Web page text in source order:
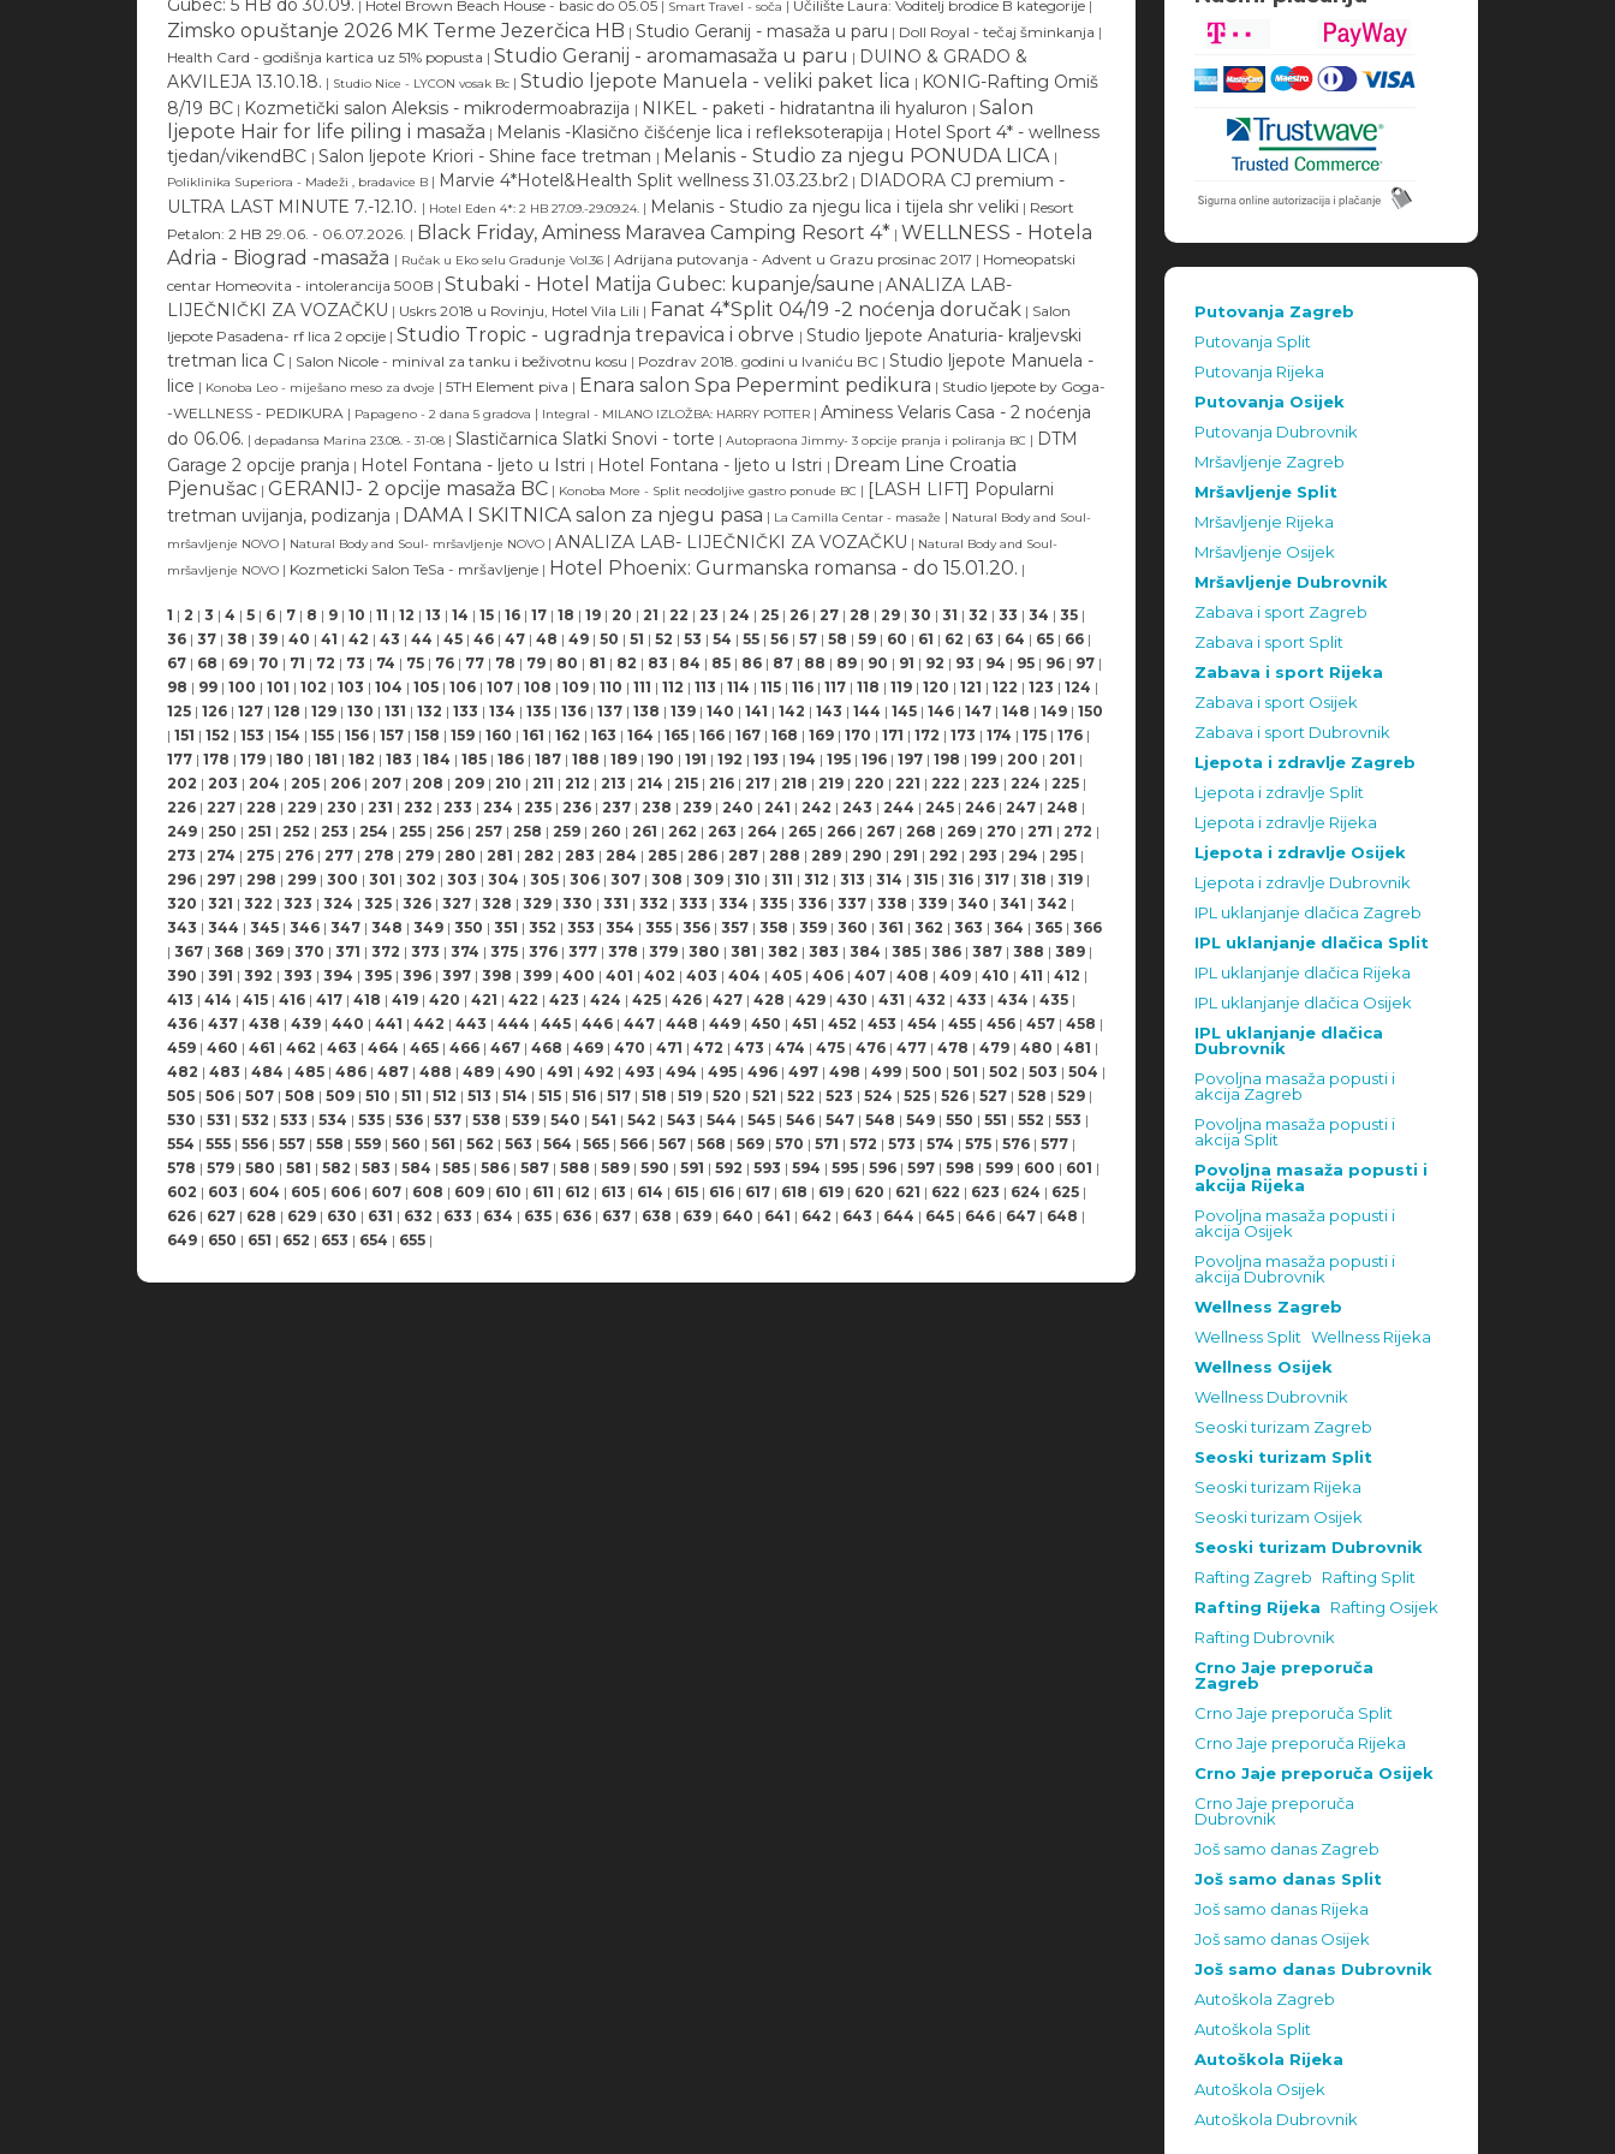
Gubec: 5 HB do 30.09. | Hotel Brown Beach House - basic do 05.05 | Smart Travel - soča | Učilište Laura: Voditelj brodice B kategorije |
Zimsko opuštanje 2026 MK Terme Jezerčica HB | Studio Geranij - masaža u paru | Doll Royal - tečaj šminkanja |
Health Card - godišnja kartica uz 51% popusta | Studio Geranij - aromamasaža u paru | DUINO & GRADO &
AKVILEJA 13.10.18. | Studio Nice - LYCON vosak Bc | Studio ljepote Manuela - veliki paket lica | KONIG-Rafting Omiš
8/19 BC | Kozmetički salon Aleksis - mikrodermoabrazija | NIKEL - paketi - hidratantna ili hyaluron | Salon
ljepote Hair for life piling i masaža | Melanis -Klasično čišćenje lica i refleksoterapija | Hotel Sport 4* - wellness
tjedan/vikendBC | Salon ljepote Kriori - Shine face tretman | Melanis - Studio za njegu PONUDA LICA |
Poliklinika Superiora - Madeži , bradavice B | Marvie 4*Hotel&Health Split wellness 31.03.23.br2 | DIADORA CJ premium -
ULTRA LAST MINUTE 7.-12.10. | Hotel Eden 4*: 2 HB 27.09.-29.09.24. | Melanis - Studio za njegu lica i tijela shr veliki | Resort
Petalon: 2 HB 29.06. - 06.07.2026. | Black Friday, Aminess Maravea Camping Resort 4* | WELLNESS - Hotela
Adria - Biograd -masaža | Ručak u Eko selu Gradunje Vol.36 | Adrijana putovanja - Advent u Grazu prosinac 2017 | Homeopatski
centar Homeovita - intolerancija 500B | Stubaki - Hotel Matija Gubec: kupanje/saune | ANALIZA LAB-
LIJEČNIČKI ZA VOZAČKU | Uskrs 2018 u Rovinju, Hotel Vila Lili | Fanat 4*Split 04/19 -2 noćenja doručak | Salon
ljepote Pasadena- rf lica 2 opcije | Studio Tropic - ugradnja trepavica i obrve | Studio ljepote Anaturia- kraljevski
tretman lica C | Salon Nicole - minival za tanku i beživotnu kosu | Pozdrav 2018. godini u Ivaniću BC | Studio ljepote Manuela -
lice | Konoba Leo - miješano meso za dvoje | 5TH Element piva | Enara salon Spa Pepermint pedikura | Studio ljepote by Goga-
-WELLNESS - PEDIKURA | Papageno - 2 dana 5 gradova | Integral - MILANO IZLOŽBA: HARRY POTTER | Aminess Velaris Casa - 2 noćenja
do 06.06. | depadansa Marina 23.08. - 31-08 | Slastičarnica Slatki Snovi - torte | Autopraona Jimmy- 3 opcije pranja i poliranja BC | DTM
Garage 2 opcije pranja | Hotel Fontana - ljeto u Istri | Hotel Fontana - ljeto u Istri | Dream Line Croatia
Pjenušac | GERANIJ- 2 opcije masaža BC | Konoba More - Split neodoljive gastro ponude BC | [LASH LIFT] Popularni
tretman uvijanja, podizanja | DAMA I SKITNICA salon za njegu pasa | La Camilla Centar - masaže | Natural Body and Soul-
mršavljenje NOVO | Natural Body and Soul- mršavljenje NOVO | ANALIZA LAB- LIJEČNIČKI ZA VOZAČKU | Natural Body and Soul-
mršavljenje NOVO | Kozmeticki Salon TeSa - mršavljenje | Hotel Phoenix: Gurmanska romansa - do 15.01.20. |
1 | 2 | 3 | 4 | 5 | 6 | 7 | 8 | 9 | 10 | 11 | 12 | 13 | 14 | 15 | 16 | 17 | 18 | 19 | 20 | 21 | 22 | 23 | 24 | 25 | 26 | 27 | 28 | 29 | 30 | 31 | 32 | 33 | 34 | 35 |
36 | 37 | 38 | 39 | 40 | 41 | 42 | 43 | 44 | 45 | 46 | 47 | 48 | 49 | 50 | 51 | 52 | 53 | 54 | 55 | 56 | 57 | 58 | 59 | 60 | 61 | 62 | 63 | 64 | 65 | 66 |
67 | 68 | 69 | 70 | 71 | 72 | 73 | 74 | 75 | 76 | 77 | 78 | 79 | 80 | 81 | 82 | 83 | 84 | 85 | 86 | 87 | 88 | 89 | 90 | 91 | 92 | 93 | 94 | 95 | 96 | 97 |
98 | 99 | 100 | 101 | 102 | 103 | 104 | 105 | 106 | 107 | 108 | 109 | 110 | 111 | 112 | 113 | 114 | 115 | 116 | 117 | 118 | 119 | 120 | 121 | 122 | 123 | 124 |
125 | 126 | 127 | 128 | 129 | 130 | 131 | 132 | 133 | 134 | 135 | 136 | 137 | 138 | 139 | 140 | 141 | 142 | 143 | 144 | 145 | 146 | 147 | 148 | 149 | 150
| 151 | 152 | 153 | 154 | 155 | 156 | 157 | 158 | 159 | 160 | 161 | 162 | 163 | 164 | 165 | 166 | 167 | 168 | 169 | 170 | 171 | 172 | 173 | 174 | 175 | 176 |
177 | 178 | 179 | 180 | 181 | 182 | 183 | 184 | 185 | 186 | 187 | 188 | 189 | 190 | 191 | 192 | 193 | 194 | 195 | 196 | 197 | 198 | 199 | 200 | 201 |
202 | 203 | 204 | 205 | 206 | 207 | 208 | 209 | 210 | 211 | 212 | 213 | 214 | 215 | 216 | 217 | 218 | 219 | 220 | 221 | 222 | 223 | 224 | 225 |
226 | 227 | 228 | 229 | 230 | 231 | 232 | 233 | 234 | 235 | 236 | 237 | 238 | 239 | 240 | 241 | 242 | 243 | 244 | 245 | 246 | 247 | 248 |
249 | 250 | 251 | 252 | 253 | 254 | 255 | 256 | 257 | 258 | 259 | 260 | 261 | 262 | 263 | 264 | 265 | 266 | 267 | 268 | 269 | 270 | 271 | 272 |
273 | 274 | 275 | 276 | 277 | 278 | 279 | 280 | 281 | 282 | 283 | 284 | 285 | 286 | 287 | 288 | 289 | 290 | 291 | 292 | 293 | 294 | 295 |
296 | 297 | 298 | 299 | 300 | 301 | 302 | 303 | 304 | 305 | 306 | 307 | 308 | 309 | 310 | 311 | 312 | 313 | 314 | 315 | 316 | 317 | 318 | 319 |
320 | 321 | 322 | 323 | 324 | 325 | 326 | 327 | 328 | 329 | 330 | 331 | 332 | 333 | 334 | 335 | 336 | 337 | 338 | 339 | 340 | 341 | 342 |
343 | 344 | 345 | 346 | 347 | 348 | 349 | 350 | 351 | 352 | 353 | 354 | 355 | 356 | 357 | 358 | 359 | 360 | 361 | 362 | 363 | 364 | 365 | 366
| 367 | 368 | 369 | 370 | 371 | 372 | 373 | 374 | 375 | 376 | 377 | 378 | 379 | 380 | 381 | 382 | 383 | 384 | 385 | 386 | 387 | 388 | 389 |
390 | 391 | 392 | 393 | 394 | 395 | 396 | 397 | 398 | 399 | 400 | 401 | 402 | 403 | 404 | 405 | 406 | 407 | 408 | 409 | 410 | 411 | 412 |
413 | 414 | 415 | 416 | 417 | 418 | 419 | 420 | 421 | 422 | 423 | 424 | 425 | 426 | 427 | 428 | 429 | 430 | 431 | 432 | 433 | 434 | 435 |
436 | 437 | 438 | 439 | 440 | 441 | 442 | 443 | 444 | 445 | 446 | 447 | 448 | 449 | 450 | 451 | 452 | 453 | 454 | 455 | 456 | 457 | 458 |
459 | 460 | 461 | 462 | 463 | 464 | 465 | 466 | 467 | 468 | 469 | 470 | 471 | 472 | 473 | 474 | 475 | 476 | 477 | 478 | 479 | 480 | 481 |
482 | 483 | 484 | 485 | 486 | 487 | 488 | 489 | 490 | 491 | 492 | 493 | 494 | 495 | 496 | 497 | 498 | 499 | 500 | 501 | 502 | 503 | 504 |
505 | 506 | 507 | 508 | 509 | 510 | 511 | 512 | 513 | 514 | 515 | 516 | 517 | 518 | 519 | 520 | 521 | 522 | 523 | 524 | 525 | 526 | 527 | 528 | 529 |
530 | 531 | 532 | 533 | 534 | 535 | 536 | 537 | 538 | 539 | 540 | 541 | 542 | 543 | 544 | 545 | 546 | 547 | 548 | 549 | 550 | 551 | 552 | 553 |
554 | 555 | 556 | 557 | 558 | 559 | 560 | 561 | 562 | 563 | 564 | 565 | 566 | 567 | 568 | 569 | 570 | 571 | 572 | 573 | 574 | 575 | 576 | 577 |
578 | 579 | 580 | 581 | 582 | 583 | 584 | 585 | 586 | 587 | 588 | 589 | 590 | 591 | 592 | 593 | 594 | 595 | 596 | 597 | 598 | 599 | 600 | 601 |
602 | 603 | 604 | 605 | 606 | 607 | 608 | 609 | 610 | 611 | 612 | 613 | 614 | 615 | 616 | 617 | 618 | 619 | 620 | 621 | 622 | 623 | 624 | 625 |
626 | 627 | 628 | 629 | 630 | 631 | 632 | 633 | 634 | 635 | 636 | 637 | 638 | 639 | 640 | 641 | 642 | 643 | 644 | 645 | 646 | 647 | 648 |
649 | 650 | 651 | 652 | 653 | 654 | 655 |
Putovanja Zagreb
Putovanja Split
Putovanja Rijeka
Putovanja Osijek
Putovanja Dubrovnik
Mršavljenje Zagreb
Mršavljenje Split
Mršavljenje Rijeka
Mršavljenje Osijek
Mršavljenje Dubrovnik
Zabava i sport Zagreb
Zabava i sport Split
Zabava i sport Rijeka
Zabava i sport Osijek
Zabava i sport Dubrovnik
Ljepota i zdravlje Zagreb
Ljepota i zdravlje Split
Ljepota i zdravlje Rijeka
Ljepota i zdravlje Osijek
Ljepota i zdravlje Dubrovnik
IPL uklanjanje dlačica Zagreb
IPL uklanjanje dlačica Split
IPL uklanjanje dlačica Rijeka
IPL uklanjanje dlačica Osijek
IPL uklanjanje dlačica
Dubrovnik
Povoljna masaža popusti i
akcija Zagreb
Povoljna masaža popusti i
akcija Split
Povoljna masaža popusti i
akcija Rijeka
Povoljna masaža popusti i
akcija Osijek
Povoljna masaža popusti i
akcija Dubrovnik
Wellness Zagreb
Wellness Split Wellness Rijeka
Wellness Osijek
Wellness Dubrovnik
Seoski turizam Zagreb
Seoski turizam Split
Seoski turizam Rijeka
Seoski turizam Osijek
Seoski turizam Dubrovnik
Rafting Zagreb
Rafting Split
Rafting Rijeka
Rafting Osijek
Rafting Dubrovnik
Crno Jaje preporuča
Zagreb
Crno Jaje preporuča Split
Crno Jaje preporuča Rijeka
Crno Jaje preporuča Osijek
Crno Jaje preporuča
Dubrovnik
Još samo danas Zagreb
Još samo danas Split
Još samo danas Rijeka
Još samo danas Osijek
Još samo danas Dubrovnik
Autoškola Zagreb
Autoškola Split
Autoškola Rijeka
Autoškola Osijek
Autoškola Dubrovnik